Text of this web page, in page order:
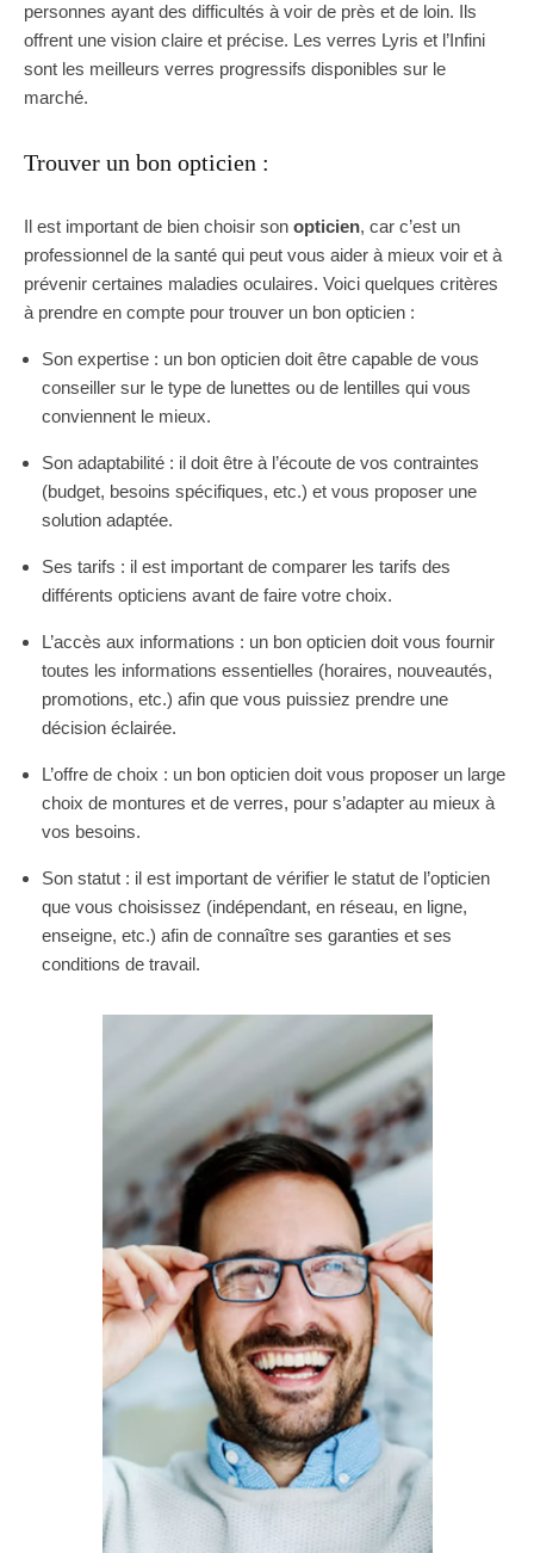
personnes ayant des difficultés à voir de près et de loin. Ils
offrent une vision claire et précise. Les verres Lyris et l’Infini
sont les meilleurs verres progressifs disponibles sur le
marché.
Trouver un bon opticien :
Il est important de bien choisir son opticien, car c’est un
professionnel de la santé qui peut vous aider à mieux voir et à
prévenir certaines maladies oculaires. Voici quelques critères
à prendre en compte pour trouver un bon opticien :
Son expertise : un bon opticien doit être capable de vous
conseiller sur le type de lunettes ou de lentilles qui vous
conviennent le mieux.
Son adaptabilité : il doit être à l’écoute de vos contraintes
(budget, besoins spécifiques, etc.) et vous proposer une
solution adaptée.
Ses tarifs : il est important de comparer les tarifs des
différents opticiens avant de faire votre choix.
L’accès aux informations : un bon opticien doit vous fournir
toutes les informations essentielles (horaires, nouveautés,
promotions, etc.) afin que vous puissiez prendre une
décision éclairée.
L’offre de choix : un bon opticien doit vous proposer un large
choix de montures et de verres, pour s’adapter au mieux à
vos besoins.
Son statut : il est important de vérifier le statut de l’opticien
que vous choisissez (indépendant, en réseau, en ligne,
enseigne, etc.) afin de connaître ses garanties et ses
conditions de travail.